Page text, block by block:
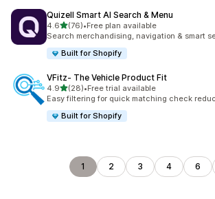
Quizell Smart AI Search & Menu
4.6เต็ม 5 ดาว
(76)
ทั้งหมด 76 รีวิว
•Free plan available
Search merchandising, navigation & smart
Built for Shopify
VFitz‑ The Vehicle Product Fit
4.9เต็ม 5 ดาว
(28)
ทั้งหมด 28 รีวิว
•Free trial available
Easy filtering for quick matching check
Built for Shopify
1 2 3 4 6